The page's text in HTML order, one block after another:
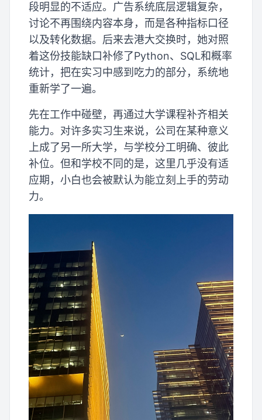
段明显的不适应。广告系统底层逻辑复杂，
讨论不再围绕内容本身，而是各种指标口径
以及转化数据。后来去港大交换时，她对照
着这份技能缺口补修了Python、SQL和概率
统计，把在实习中感到吃力的部分，系统地
重新学了一遍。
先在工作中碰壁，再通过大学课程补齐相关
能力。对许多实习生来说，公司在某种意义
上成了另一所大学，与学校分工明确、彼此
补位。但和学校不同的是，这里几乎没有适
应期，小白也会被默认为能立刻上手的劳动
力。